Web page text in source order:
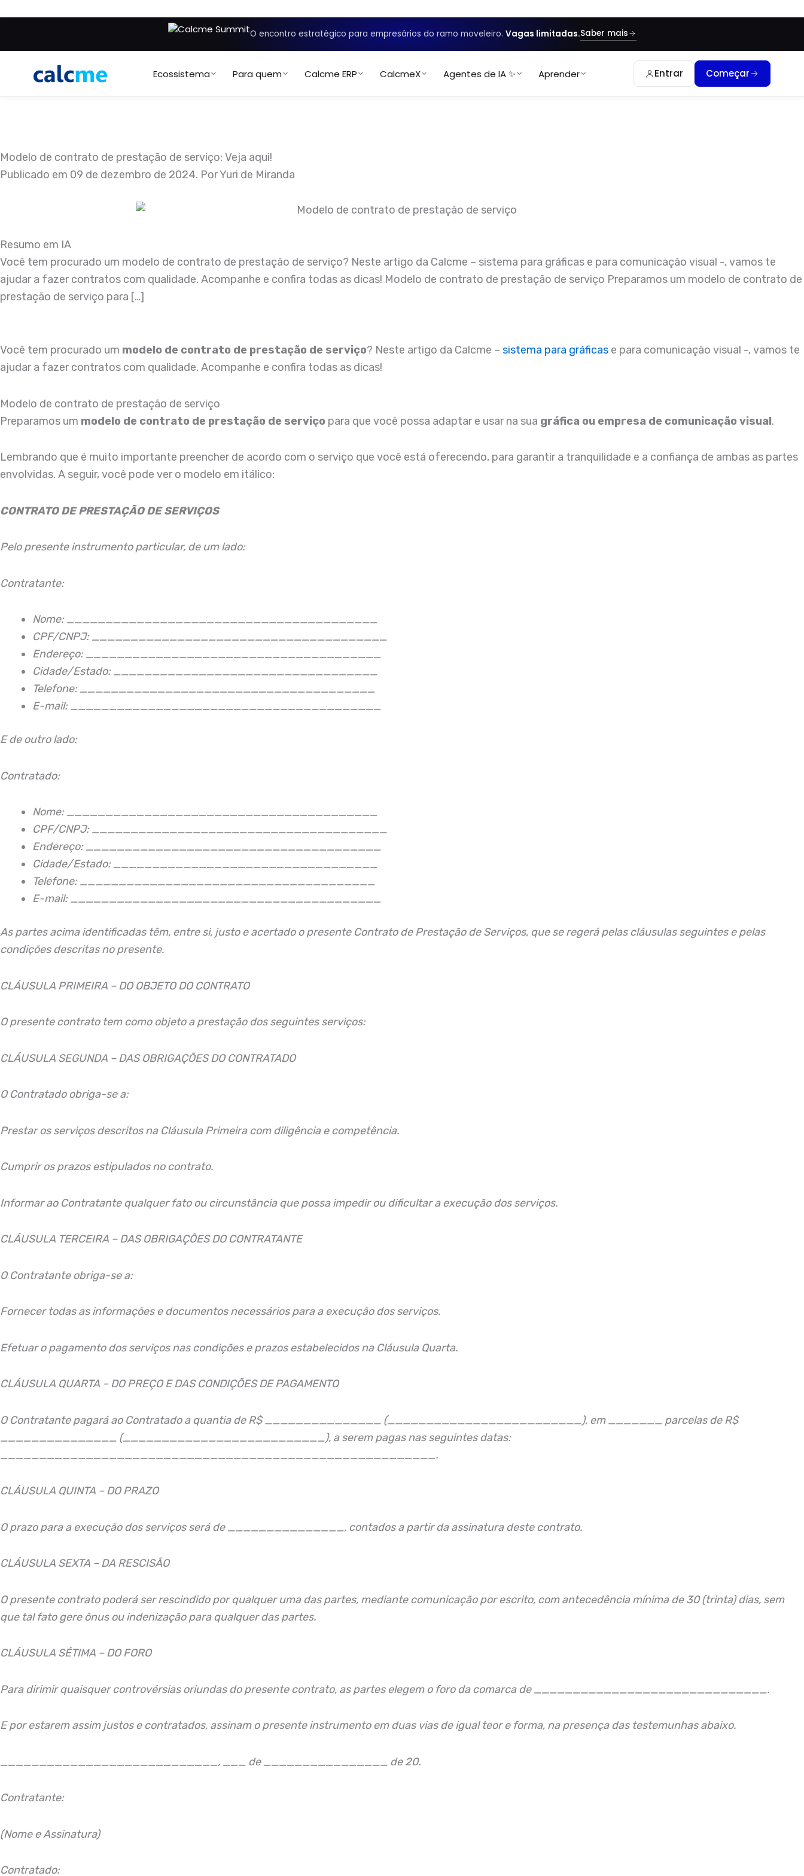
O encontro estratégico para empresários do ramo moveleiro. Vagas limitadas.Saber mais
Ecossistema Para quem Calcme ERP CalcmeX Agentes de IA ✨ Aprender Entrar Começar
Modelo de contrato de prestação de serviço: Veja aqui!
Publicado em 09 de dezembro de 2024. PorYuri de Miranda
Resumo em IA
Você tem procurado um modelo de contrato de prestação de serviço? Neste artigo da Calcme – sistema para gráficas e para comunicação visual -, vamos te
ajudar a fazer contratos com qualidade. Acompanhe e confira todas as dicas! Modelo de contrato de prestação de serviço Preparamos um modelo de contrato de
prestação de serviço para […]
Você tem procurado um modelo de contrato de prestação de serviço? Neste artigo da Calcme – sistema para gráficas e para comunicação visual -, vamos te
ajudar a fazer contratos com qualidade. Acompanhe e confira todas as dicas!
Modelo de contrato de prestação de serviço
Preparamos um modelo de contrato de prestação de serviço para que você possa adaptar e usar na sua gráfica ou empresa de comunicação visual.
Lembrando que é muito importante preencher de acordo com o serviço que você está oferecendo, para garantir a tranquilidade e a confiança de ambas as partes
envolvidas. A seguir, você pode ver o modelo em itálico:
CONTRATO DE PRESTAÇÃO DE SERVIÇOS
Pelo presente instrumento particular, de um lado:
Contratante:
Nome: ________________________________________
CPF/CNPJ: ______________________________________
Endereço: ______________________________________
Cidade/Estado: __________________________________
Telefone: ______________________________________
E-mail: ________________________________________
E de outro lado:
Contratado:
Nome: ________________________________________
CPF/CNPJ: ______________________________________
Endereço: ______________________________________
Cidade/Estado: __________________________________
Telefone: ______________________________________
E-mail: ________________________________________
As partes acima identificadas têm, entre si, justo e acertado o presente Contrato de Prestação de Serviços, que se regerá pelas cláusulas seguintes e pelas
condições descritas no presente.
CLÁUSULA PRIMEIRA – DO OBJETO DO CONTRATO
O presente contrato tem como objeto a prestação dos seguintes serviços:
CLÁUSULA SEGUNDA – DAS OBRIGAÇÕES DO CONTRATADO
O Contratado obriga-se a:
Prestar os serviços descritos na Cláusula Primeira com diligência e competência.
Cumprir os prazos estipulados no contrato.
Informar ao Contratante qualquer fato ou circunstância que possa impedir ou dificultar a execução dos serviços.
CLÁUSULA TERCEIRA – DAS OBRIGAÇÕES DO CONTRATANTE
O Contratante obriga-se a:
Fornecer todas as informações e documentos necessários para a execução dos serviços.
Efetuar o pagamento dos serviços nas condições e prazos estabelecidos na Cláusula Quarta.
CLÁUSULA QUARTA – DO PREÇO E DAS CONDIÇÕES DE PAGAMENTO
O Contratante pagará ao Contratado a quantia de R$ _______________ (_________________________), em _______ parcelas de R$
_______________ (__________________________), a serem pagas nas seguintes datas:
________________________________________________________.
CLÁUSULA QUINTA – DO PRAZO
O prazo para a execução dos serviços será de _______________, contados a partir da assinatura deste contrato.
CLÁUSULA SEXTA – DA RESCISÃO
O presente contrato poderá ser rescindido por qualquer uma das partes, mediante comunicação por escrito, com antecedência mínima de 30 (trinta) dias, sem
que tal fato gere ônus ou indenização para qualquer das partes.
CLÁUSULA SÉTIMA – DO FORO
Para dirimir quaisquer controvérsias oriundas do presente contrato, as partes elegem o foro da comarca de ______________________________.
E por estarem assim justos e contratados, assinam o presente instrumento em duas vias de igual teor e forma, na presença das testemunhas abaixo.
____________________________, ___ de ________________ de 20.
Contratante:
(Nome e Assinatura)
Contratado: